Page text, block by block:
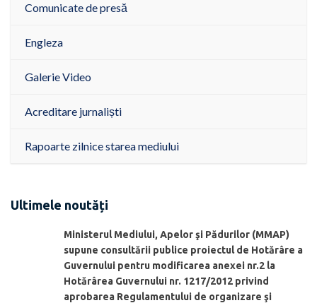
Comunicate de presă
Engleza
Galerie Video
Acreditare jurnaliști
Rapoarte zilnice starea mediului
Ultimele noutăți
Ministerul Mediului, Apelor şi Pădurilor (MMAP)
supune consultării publice proiectul de Hotărâre a
Guvernului pentru modificarea anexei nr.2 la
Hotărârea Guvernului nr. 1217/2012 privind
aprobarea Regulamentului de organizare şi